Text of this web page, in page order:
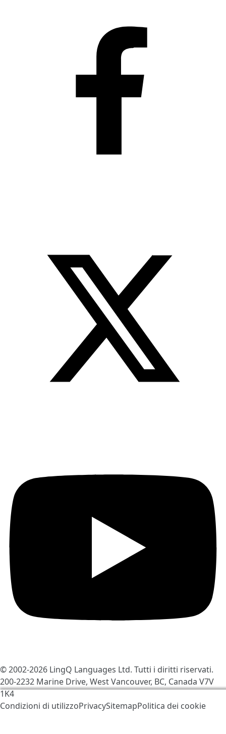
LingQ. Visitando il sito, acconsenti alla nostrapolitica
© 2002-2026 LingQ Languages Ltd. Tutti i diritti riservati.
200-2232 Marine Drive, West Vancouver, BC, Canada V7V
1K4
Condizioni di utilizzoPrivacySitemapPolitica dei cookie